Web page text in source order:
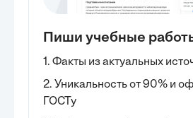
Пиши учебные
1. Факты из актуальных
2. Уникальность от 90% и
ГОСТу